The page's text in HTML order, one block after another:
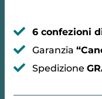
6 confezioni
Garanzia
Spedizione